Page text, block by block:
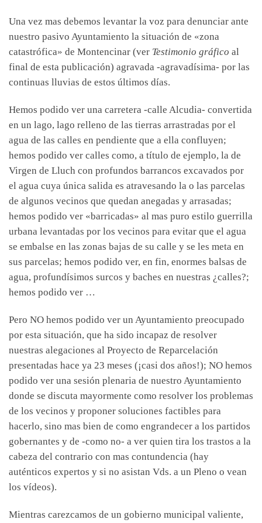
Una vez mas debemos levantar la voz para denunciar ante
nuestro pasivo Ayuntamiento la situación de «zona
catastrófica» de Montencinar (ver Testimonio gráfico al
final de esta publicación) agravada -agravadísima- por las
continuas lluvias de estos últimos días.
Hemos podido ver una carretera -calle Alcudia- convertida
en un lago, lago relleno de las tierras arrastradas por el
agua de las calles en pendiente que a ella confluyen;
hemos podido ver calles como, a título de ejemplo, la de
Virgen de Lluch con profundos barrancos excavados por
el agua cuya única salida es atravesando la o las parcelas
de algunos vecinos que quedan anegadas y arrasadas;
hemos podido ver «barricadas» al mas puro estilo guerrilla
urbana levantadas por los vecinos para evitar que el agua
se embalse en las zonas bajas de su calle y se les meta en
sus parcelas; hemos podido ver, en fin, enormes balsas de
agua, profundísimos surcos y baches en nuestras ¿calles?;
hemos podido ver …
Pero NO hemos podido ver un Ayuntamiento preocupado
por esta situación, que ha sido incapaz de resolver
nuestras alegaciones al Proyecto de Reparcelación
presentadas hace ya 23 meses (¡casi dos años!); NO hemos
podido ver una sesión plenaria de nuestro Ayuntamiento
donde se discuta mayormente como resolver los problemas
de los vecinos y proponer soluciones factibles para
hacerlo, sino mas bien de como engrandecer a los partidos
gobernantes y de -como no- a ver quien tira los trastos a la
cabeza del contrario con mas contundencia (hay
auténticos expertos y si no asistan Vds. a un Pleno o vean
los vídeos).
Mientras carezcamos de un gobierno municipal valiente,